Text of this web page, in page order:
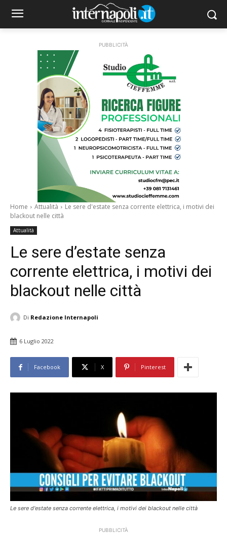
PUBBLICITÀ
Home Attualità
Le sere d'estate senza corrente elettrica, i motivi dei
blackout nelle città
Attualità
Le sere d’estate senza
corrente elettrica, i motivi dei
blackout nelle città
Di Redazione Internapoli
6 Luglio 2022
Facebook X Pinterest
Le sere d'estate senza corrente elettrica, i motivi dei blackout nelle città
PUBBLICITÀ